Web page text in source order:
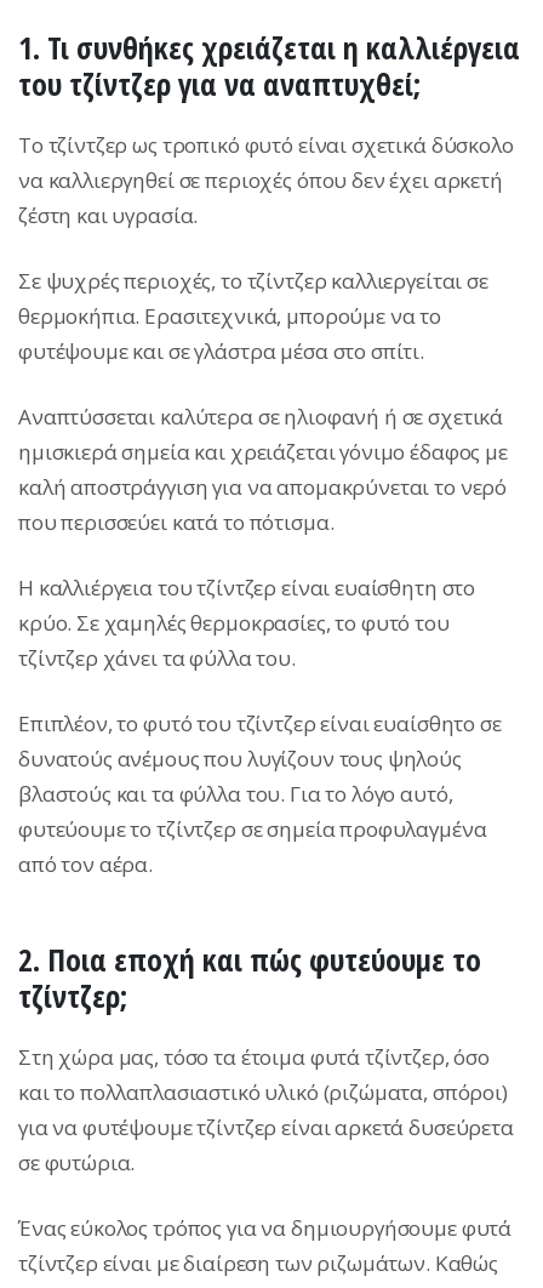
1. Τι συνθήκες χρειάζεται η καλλιέργεια
του τζίντζερ για να αναπτυχθεί;
Το τζίντζερ ως τροπικό φυτό είναι σχετικά δύσκολο
να καλλιεργηθεί σε περιοχές όπου δεν έχει αρκετή
ζέστη και υγρασία.
Σε ψυχρές περιοχές, το τζίντζερ καλλιεργείται σε
θερμοκήπια. Ερασιτεχνικά, μπορούμε να το
φυτέψουμε και σε γλάστρα μέσα στο σπίτι.
Αναπτύσσεται καλύτερα σε ηλιοφανή ή σε σχετικά
ημισκιερά σημεία και χρειάζεται γόνιμο έδαφος με
καλή αποστράγγιση για να απομακρύνεται το νερό
που περισσεύει κατά το πότισμα.
Η καλλιέργεια του τζίντζερ είναι ευαίσθητη στο
κρύο. Σε χαμηλές θερμοκρασίες, το φυτό του
τζίντζερ χάνει τα φύλλα του.
Επιπλέον, το φυτό του τζίντζερ είναι ευαίσθητο σε
δυνατούς ανέμους που λυγίζουν τους ψηλούς
βλαστούς και τα φύλλα του. Για το λόγο αυτό,
φυτεύουμε το τζίντζερ σε σημεία προφυλαγμένα
από τον αέρα.
2. Ποια εποχή και πώς φυτεύουμε το
τζίντζερ;
Στη χώρα μας, τόσο τα έτοιμα φυτά τζίντζερ, όσο
και το πολλαπλασιαστικό υλικό (ριζώματα, σπόροι)
για να φυτέψουμε τζίντζερ είναι αρκετά δυσεύρετα
σε φυτώρια.
Ένας εύκολος τρόπος για να δημιουργήσουμε φυτά
τζίντζερ είναι με διαίρεση των ριζωμάτων. Καθώς